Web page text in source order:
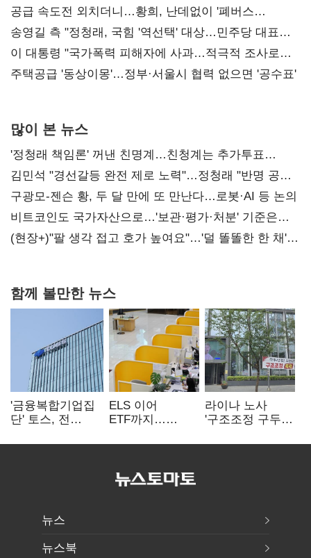
사과부터"
공급 속도전 외치더니…황희, 난데없이 '폐버스
리모델링' 제안
송영길 측 "정청래, 국힘 '역선택' 대상…민주당 대표로
총선 지휘 못해"
이 대통령 "국가폭력 피해자에 사과…적극적 조사로
진실 밝혀야"
주택공급 '동상이몽'…정부·서울시 협력 없으면 '공수표'
많이 본 뉴스
'정청래 책임론' 꺼낸 친명계…친청계는 추가투표
때리기
김민석 "경선갈등 완전 제로 노력"…정청래 "반명 공세
사과부터"
구광모-젠슨 황, 두 달 만에 또 만난다…로봇·AI 등 논의
비트코인도 국가자산으로…'보관·평가·처분' 기준은
숙제
(현장+)"팔 생각 접고 호가 높여요"…'덜 똘똘한 한 채'
함께 볼만한 뉴스
'금융복합기업집
단' 토스, 전
표준화
ELS 이어
ETF까지…
제동 걸린 은행
라이나 노사
'구조조정 구두
뉴스
뉴스북